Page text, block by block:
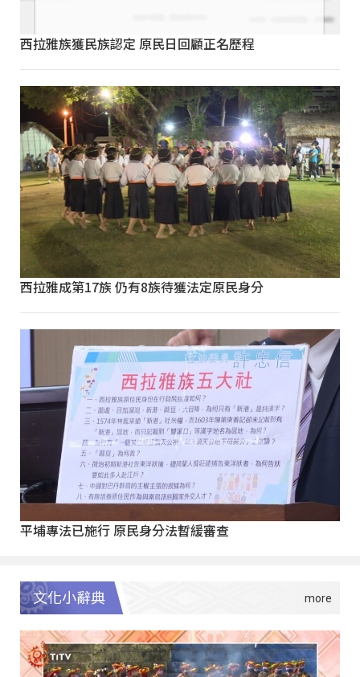
西拉雅族獲民族認定 原民日回顧正名歷程
西拉雅成第17族 仍有8族待獲法定原民身分
平埔專法已施行 原民身分法暫緩審查
文化小辭典